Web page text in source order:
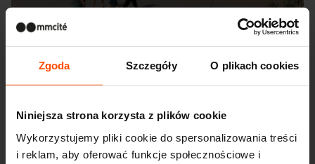
Zgoda Szczegóły O plikach cookies
Niniejsza strona korzysta z plików cookie
Wykorzystujemy pliki cookie do spersonalizowania treści
i reklam, aby oferować funkcje społecznościowe i